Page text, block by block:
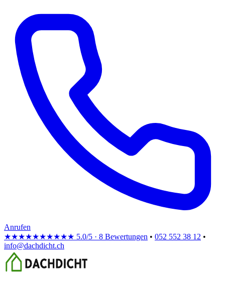
Anrufen
★★★★★★★★★★ 5.0/5 · 8 Bewertungen • 052 552 38 12 •
info@dachdicht.ch